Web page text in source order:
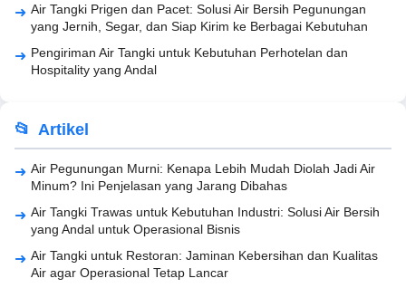
Air Tangki Prigen dan Pacet: Solusi Air Bersih Pegunungan
yang Jernih, Segar, dan Siap Kirim ke Berbagai Kebutuhan
Pengiriman Air Tangki untuk Kebutuhan Perhotelan dan
Hospitality yang Andal
Artikel
Air Pegunungan Murni: Kenapa Lebih Mudah Diolah Jadi Air
Minum? Ini Penjelasan yang Jarang Dibahas
Air Tangki Trawas untuk Kebutuhan Industri: Solusi Air Bersih
yang Andal untuk Operasional Bisnis
Air Tangki untuk Restoran: Jaminan Kebersihan dan Kualitas
Air agar Operasional Tetap Lancar